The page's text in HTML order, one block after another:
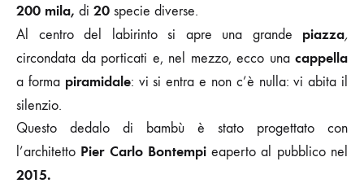
200 mila, di 20 specie diverse.
Al centro del labirinto si apre una grande piazza,
circondata da porticati e, nel mezzo, ecco una cappella
a forma piramidale: vi si entra e non c’è nulla: vi abita il
silenzio.
Questo dedalo di bambù è stato progettato con
l’architetto Pier Carlo Bontempieaperto al pubblico nel
2015.